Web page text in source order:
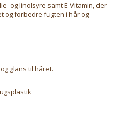
og linolsyre samt E-Vitamin, der
og forbedre fugten i hår og
glans til håret.